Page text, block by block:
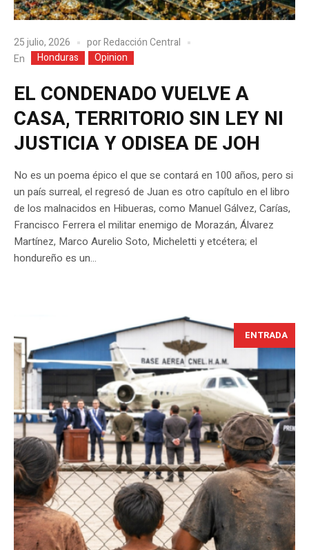
25 julio, 2026 porRedacción Central
En
Honduras Opinion
EL CONDENADO VUELVE A
CASA, TERRITORIO SIN LEY NI
JUSTICIA Y ODISEA DE JOH
No es un poema épico el que se contará en 100 años, pero si
un país surreal, el regresó de Juan es otro capítulo en el libro
de los malnacidos en Hibueras, como Manuel Gálvez, Carías,
Francisco Ferrera el militar enemigo de Morazán, Álvarez
Martínez, Marco Aurelio Soto, Micheletti y etcétera; el
hondureño es un...
ENTRADA